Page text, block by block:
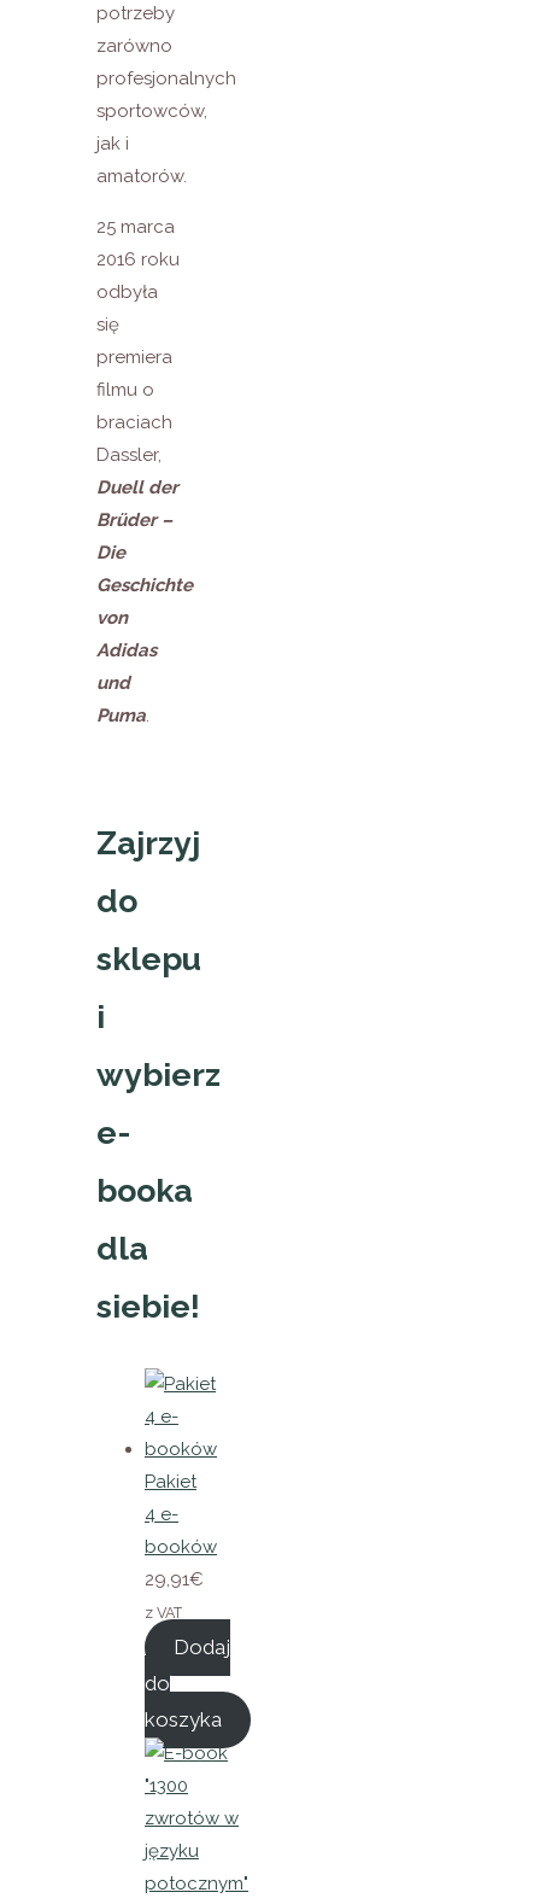
potrzeby
zarówno
profesjonalnych
sportowców,
jak i
amatorów.
25 marca
2016 roku
odbyła
się
premiera
filmu o
braciach
Dassler,
Duell der
Brüder –
Die
Geschichte
von
Adidas
und
Puma
Zajrzyj
do
sklepu
i
wybierz
e-
booka
dla
siebie!
Pakiet
4 e-
booków
29,91€
z VAT
Dodaj
do
koszyka